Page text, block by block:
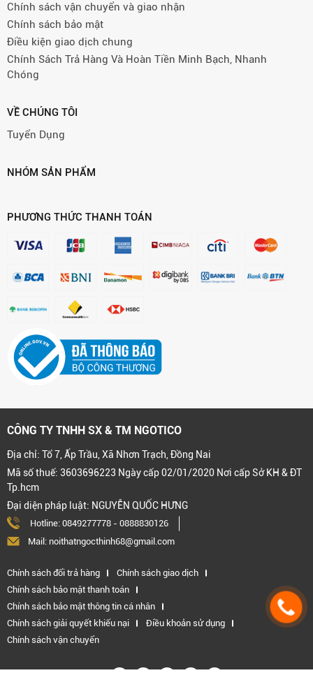
Chính sách vận chuyển và giao nhận
Chính sách bảo mật
Điều kiện giao dịch chung
Chính Sách Trả Hàng Và Hoàn Tiền Minh Bạch, Nhanh
Chóng
VỀ CHÚNG TÔI
Tuyển Dụng
NHÓM SẢN PHẨM
PHƯƠNG THỨC THANH TOÁN
CÔNG TY TNHH SX & TM NGOTICO
Địa chỉ: Tổ 7, Ấp Trầu, Xã Nhơn Trạch, Đồng Nai
Mã số thuế: 3603696223 Ngày cấp 02/01/2020 Nơi cấp Sở KH & ĐT
Tp.hcm
Đại diện pháp luật: NGUYỄN QUỐC HƯNG
Hotline: 0849277778 - 0888830126
Mail: noithatngocthinh68@gmail.com
Chính sách đổi trả hàng
Chính sách giao dịch
Chính sách bảo mật thanh toán
Chính sách bảo mật thông tin cá nhân
Chính sách giải quyết khiếu nại
Điều khoản sử dụng
Chính sách vận chuyển